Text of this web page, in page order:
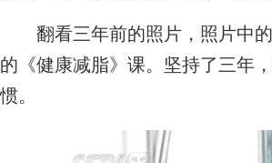
翻看三年前的照片，照片中的
的《健康减脂》课。坚持了三年
惯。